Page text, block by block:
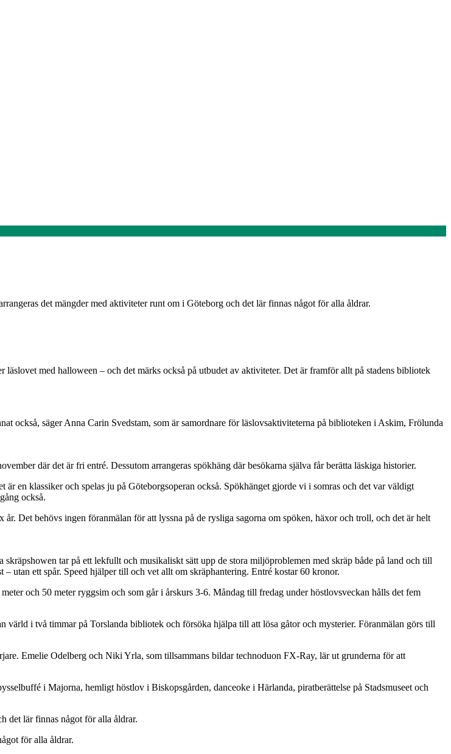
det mängder med aktiviteter runt om i Göteborg och det lär finnas något för alla åldrar.
med halloween – och det märks också på utbudet av aktiviteter. Det är framför allt på stadens bibliotek
också, säger Anna Carin Svedstam, som är samordnare för läslovsaktiviteterna på biblioteken i Askim, Frölunda
där det är fri entré. Dessutom arrangeras spökhäng där besökarna själva får berätta läskiga historier.
en klassiker och spelas ju på Göteborgsoperan också. Spökhänget gjorde vi i somras och det var väldigt
också.
Det behövs ingen föranmälan för att lyssna på de rysliga sagorna om spöken, häxor och troll, och det är helt
tar på ett lekfullt och musikaliskt sätt upp de stora miljöproblemen med skräp både på land och till
utan ett spår. Speed hjälper till och vet allt om skräphantering. Entré kostar 60 kronor.
och 50 meter ryggsim och som går i årskurs 3-6. Måndag till fredag under höstlovsveckan hålls det fem
i två timmar på Torslanda bibliotek och försöka hjälpa till att lösa gåtor och mysterier. Föranmälan görs till
Emelie Odelberg och Niki Yrla, som tillsammans bildar technoduon FX-Ray, lär ut grunderna för att
i Majorna, hemligt höstlov i Biskopsgården, danceoke i Härlanda, piratberättelse på Stadsmuseet och
det lär finnas något för alla åldrar.
för alla åldrar.